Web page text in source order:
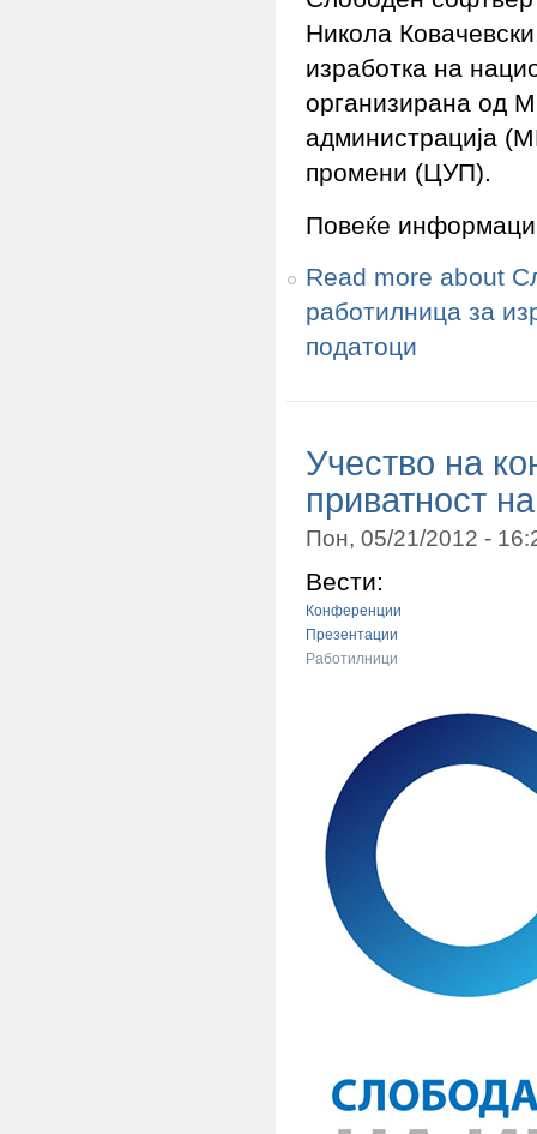
Никола
изработка на
организирана од
администрација
промени (ЦУП).
Повеќе
Read more about
работилница за
податоци
Учество на
приватност
Пон, 05/21/2012 -
Вести:
Конференции
Презентации
Работилници